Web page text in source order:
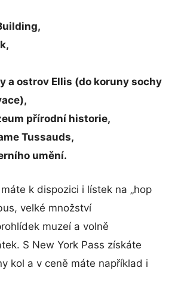
a ostrov Ellis (do koruny sochy
přírodní historie,
Tussauds,
umění.
k dispozici i lístek na „hop
velké množství
muzeí a volně
S New York Pass získáte
kol a v ceně máte například i